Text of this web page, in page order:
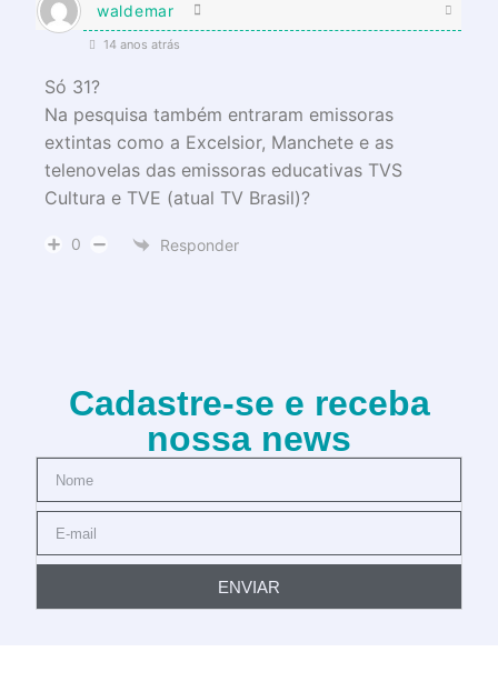
waldemar
14 anos atrás
Só 31?
Na pesquisa também entraram emissoras
extintas como a Excelsior, Manchete e as
telenovelas das emissoras educativas TVS
Cultura e TVE (atual TV Brasil)?
0 Responder
Cadastre-se e receba
nossa news
ENVIAR